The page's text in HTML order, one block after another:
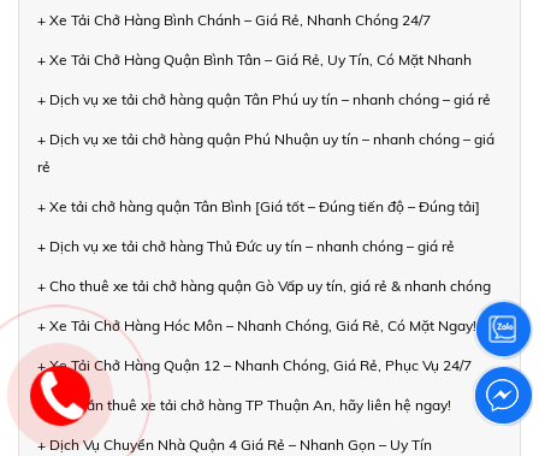
+ Xe Tải Chở Hàng Bình Chánh – Giá Rẻ, Nhanh Chóng 24/7
+ Xe Tải Chở Hàng Quận Bình Tân – Giá Rẻ, Uy Tín, Có Mặt Nhanh
+ Dịch vụ xe tải chở hàng quận Tân Phú uy tín – nhanh chóng – giá rẻ
+ Dịch vụ xe tải chở hàng quận Phú Nhuận uy tín – nhanh chóng – giá
rẻ
+ Xe tải chở hàng quận Tân Bình [Giá tốt – Đúng tiến độ – Đúng tải]
+ Dịch vụ xe tải chở hàng Thủ Đức uy tín – nhanh chóng – giá rẻ
+ Cho thuê xe tải chở hàng quận Gò Vấp uy tín, giá rẻ & nhanh chóng
+ Xe Tải Chở Hàng Hóc Môn – Nhanh Chóng, Giá Rẻ, Có Mặt Ngay!
+ Xe Tải Chở Hàng Quận 12 – Nhanh Chóng, Giá Rẻ, Phục Vụ 24/7
+ Bạn cần thuê xe tải chở hàng TP Thuận An, hãy liên hệ ngay!
+ Dịch Vụ Chuyển Nhà Quận 4 Giá Rẻ – Nhanh Gọn – Uy Tín